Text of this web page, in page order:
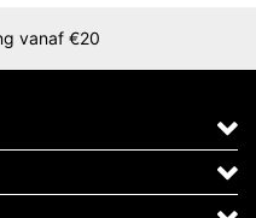
vanaf €20